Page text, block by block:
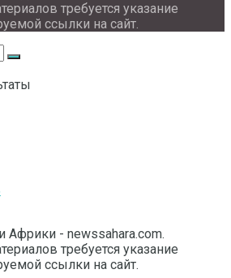
требуется указание
ссылки на сайт.
Африки - newssahara.com.
требуется указание
ссылки на сайт.